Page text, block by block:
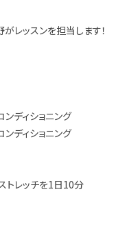
レッスンを担当します！
ディショニング
ディショニング
トレッチを1日10分